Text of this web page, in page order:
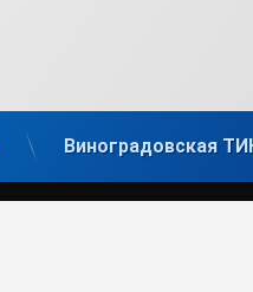
Виноградовская